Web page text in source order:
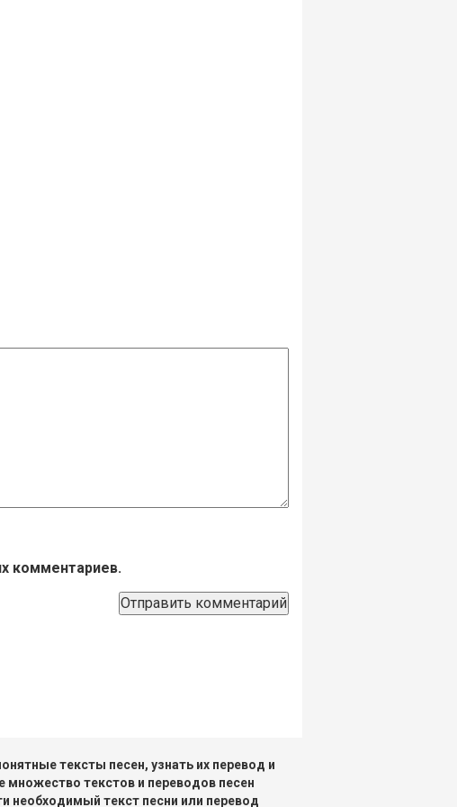
комментариев.
тексты песен, узнать их перевод и
текстов и переводов песен
необходимый текст песни или перевод